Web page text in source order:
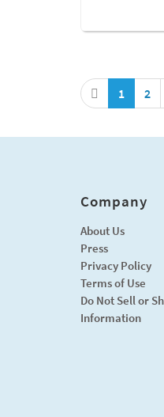
1 2
Company
About Us
Press
Privacy Policy
Terms of Use
Do Not Sell or
Information